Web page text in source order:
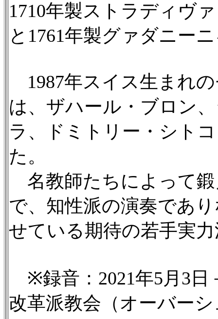
1710年製ストラディヴ
と1761年製グァダニー
1987年スイス生まれ
は、ザハール・ブロン
ラ、ドミトリー・シト
た。
名教師たちによって
で、知性派の演奏であ
せている期待の若手実
※録音：2021年5月3日
改革派教会（オーバー